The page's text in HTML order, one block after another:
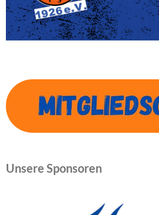
Unsere Sponsoren